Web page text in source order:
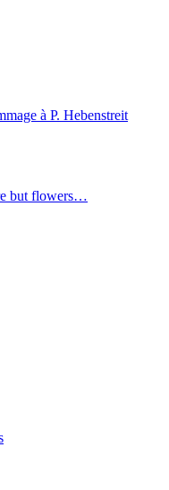
à P. Hebenstreit
but flowers…